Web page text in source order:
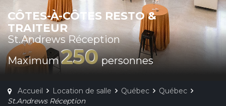
CÔTES-À-CÔTES RESTO &
TRAITEUR
St.Andrews Réception
Maximum250personnes
Accueil Location de salle Québec
Québec
St.Andrews Réception